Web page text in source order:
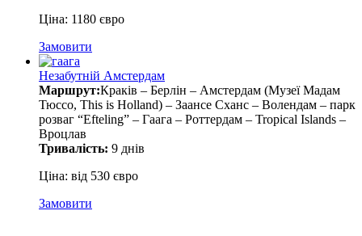
Ціна: 1180 євро
Замовити
Незабутній Амстердам
Маршрут:Краків – Берлін – Амстердам (Музеї Мадам
Тюссо, This is Holland) – Заансе Сханс – Волендам – парк
розваг “Efteling” – Гаага – Роттердам – Tropical Islands –
Вроцлав
Тривалість: 9 днів
Ціна: від 530 євро
Замовити